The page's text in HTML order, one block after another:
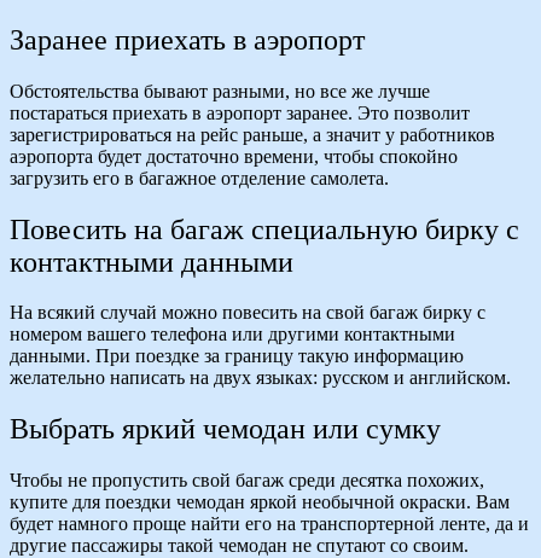
Заранее приехать в аэропорт
Обстоятельства бывают разными, но все же лучше
постараться приехать в аэропорт заранее. Это позволит
зарегистрироваться на рейс раньше, а значит у работников
аэропорта будет достаточно времени, чтобы спокойно
загрузить его в багажное отделение самолета.
Повесить на багаж специальную бирку с
контактными данными
На всякий случай можно повесить на свой багаж бирку с
номером вашего телефона или другими контактными
данными. При поездке за границу такую информацию
желательно написать на двух языках: русском и английском.
Выбрать яркий чемодан или сумку
Чтобы не пропустить свой багаж среди десятка похожих,
купите для поездки чемодан яркой необычной окраски. Вам
будет намного проще найти его на транспортерной ленте, да и
другие пассажиры такой чемодан не спутают со своим.